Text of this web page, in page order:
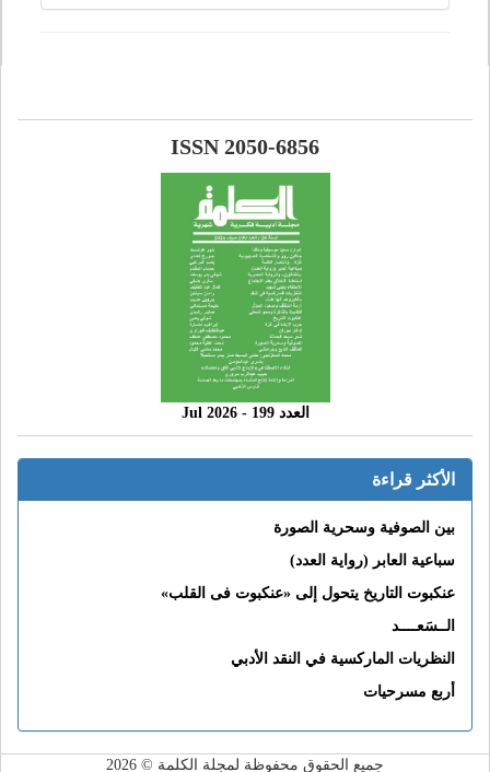
ISSN 2050-6856
العدد 199 - 2026 Jul
الأكثر قراءة
بين الصوفية وسحرية الصورة
سباعية العابر (رواية العدد)
عنكبوت التاريخ يتحول إلى «عنكبوت فى القلب»
الــسَعــــد
النظريات الماركسية في النقد الأدبي
أربع مسرحيات
جميع الحقوق محفوظة لمجلة الكلمة © 2026